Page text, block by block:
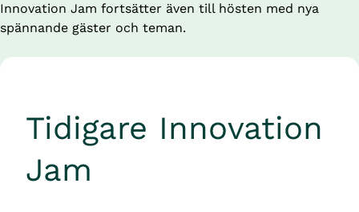
Innovation Jam fortsätter även till hösten med nya
spännande gäster och teman.
Tidigare Innovation
Jam